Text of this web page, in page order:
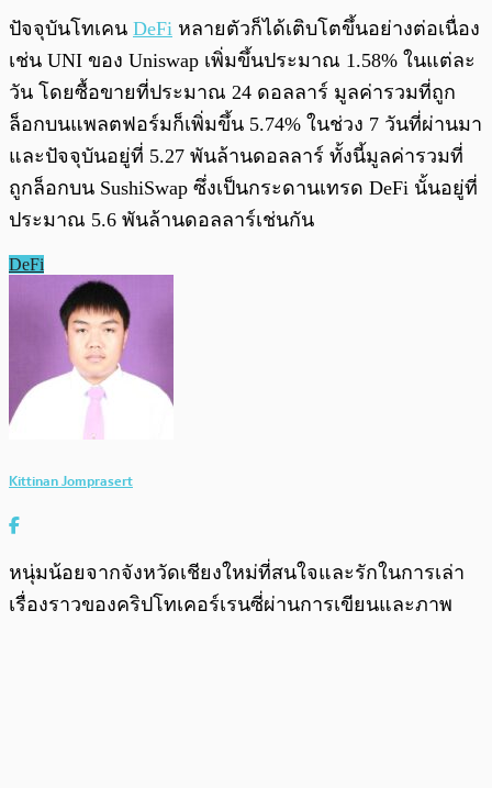
ปัจจุบันโทเคน DeFi หลายตัวก็ได้เติบโตขึ้นอย่างต่อเนื่อง
เช่น UNI ของ Uniswap เพิ่มขึ้นประมาณ 1.58% ในแต่ละ
วัน โดยซื้อขายที่ประมาณ 24 ดอลลาร์ มูลค่ารวมที่ถูก
ล็อกบนแพลตฟอร์มก็เพิ่มขึ้น 5.74% ในช่วง 7 วันที่ผ่านมา
และปัจจุบันอยู่ที่ 5.27 พันล้านดอลลาร์ ทั้งนี้มูลค่ารวมที่
ถูกล็อกบน SushiSwap ซึ่งเป็นกระดานเทรด DeFi นั้นอยู่ที่
ประมาณ 5.6 พันล้านดอลลาร์เช่นกัน
DeFi
Kittinan Jomprasert
หนุ่มน้อยจากจังหวัดเชียงใหม่ที่สนใจและรักในการเล่า
เรื่องราวของคริปโทเคอร์เรนซี่ผ่านการเขียนและภาพ